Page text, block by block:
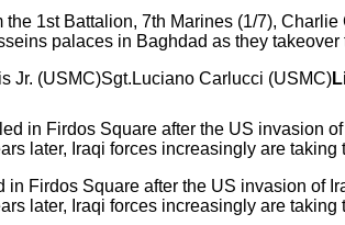
1st Battalion, 7th Marines (1/7),
palaces in Baghdad as they
Jr. (USMC)Sgt.Luciano Carlucci (USMC)
Firdos Square after the US invasion of
later, Iraqi forces increasingly are